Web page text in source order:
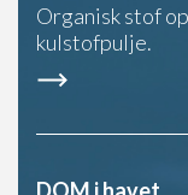
Organisk stof
kulstofpulje.
DOM i havet